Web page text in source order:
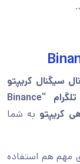
سیگنال کریپتو
کانال سیگنال کریپتو تلگرام “Binance
کریپتو به شما
مهم هم استفاده